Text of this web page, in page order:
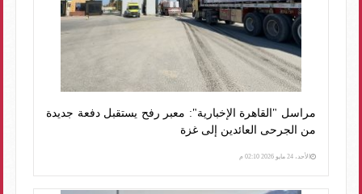
مراسل "القاهرة الإخبارية": معبر رفح يستقبل دفعة جديدة
من الجرحى العائدين إلى غزة
الأحد، 24 مايو 2026 02:10 م